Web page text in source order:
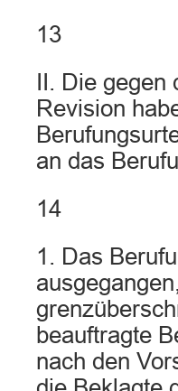
13
II. Die
Revision
an das
14
1. Das
beauftragte
nach den